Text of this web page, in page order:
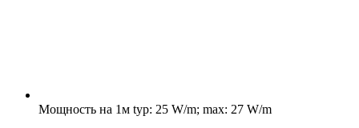
Мощность на 1м typ: 25 W/m; max: 27 W/m